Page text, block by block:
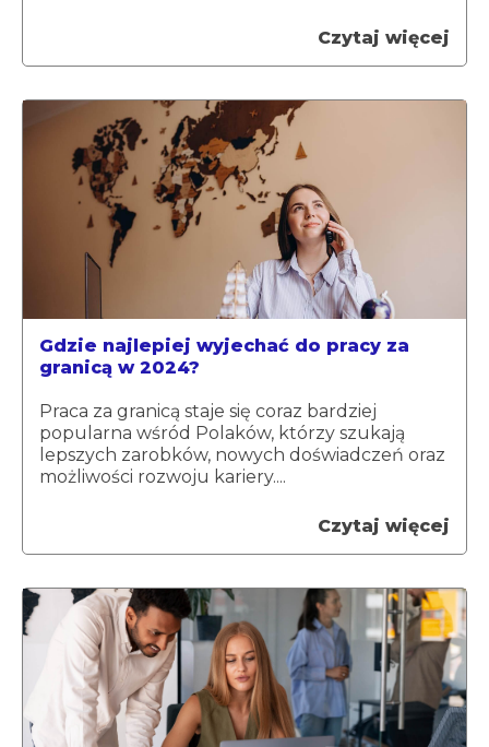
Czytaj więcej
Gdzie najlepiej wyjechać do pracy za
granicą w 2024?
Praca za granicą staje się coraz bardziej
popularna wśród Polaków, którzy szukają
lepszych zarobków, nowych doświadczeń oraz
możliwości rozwoju kariery....
Czytaj więcej